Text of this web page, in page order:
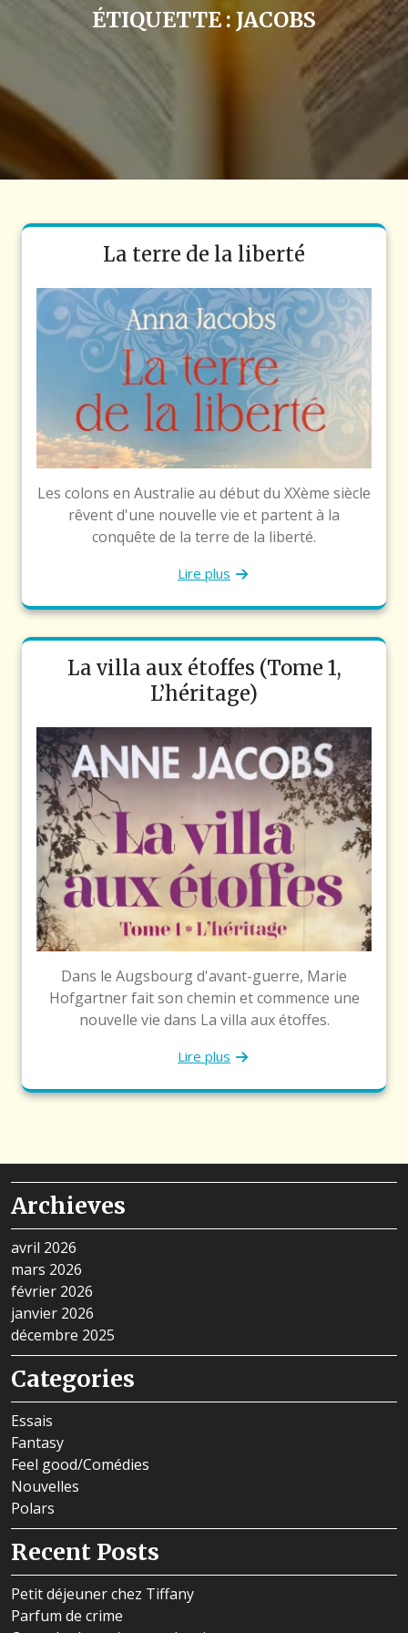
ÉTIQUETTE : JACOBS
La terre de la liberté
Les colons en Australie au début du XXème siècle
rêvent d'une nouvelle vie et partent à la
conquête de la terre de la liberté.
Lire plus
La villa aux étoffes (Tome 1,
L’héritage)
Dans le Augsbourg d'avant-guerre, Marie
Hofgartner fait son chemin et commence une
nouvelle vie dans La villa aux étoffes.
Lire plus
Archieves
avril 2026
mars 2026
février 2026
janvier 2026
décembre 2025
Categories
Essais
Fantasy
Feel good/Comédies
Nouvelles
Polars
Recent Posts
Petit déjeuner chez Tiffany
Parfum de crime